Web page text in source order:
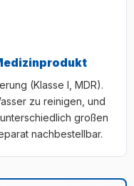
(Klasse I, MDR).
zu reinigen, und
großen
nachbestellbar.